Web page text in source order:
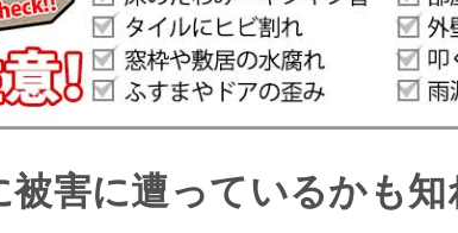
被害に遭っているかも